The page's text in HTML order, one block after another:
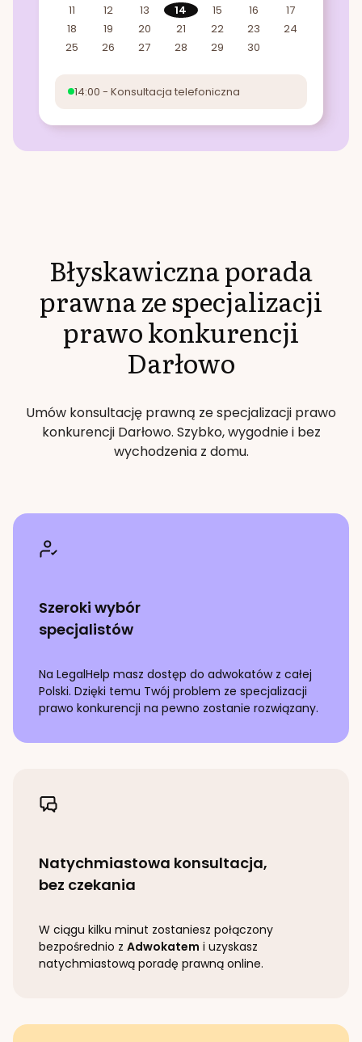
11
12 13 14 15 16
17
18
19 20 21 22 23
24
25
26 27 28 29 30
14:00 - Konsultacja telefoniczna
Błyskawiczna porada
prawna ze specjalizacji
prawo konkurencji
Darłowo
Umów konsultację prawną ze specjalizacji prawo
konkurencjiDarłowo. Szybko, wygodnie i bez
wychodzenia z domu.
Szeroki wybór
specjalistów
Na LegalHelp masz dostęp do adwokatów z całej
Polski. Dzięki temu Twój problem ze specjalizacji
prawo konkurencji na pewno zostanie rozwiązany.
Natychmiastowa konsultacja,
bez czekania
W ciągu kilku minut zostaniesz połączony
bezpośrednio z Adwokatem i uzyskasz
natychmiastową poradę prawną online.